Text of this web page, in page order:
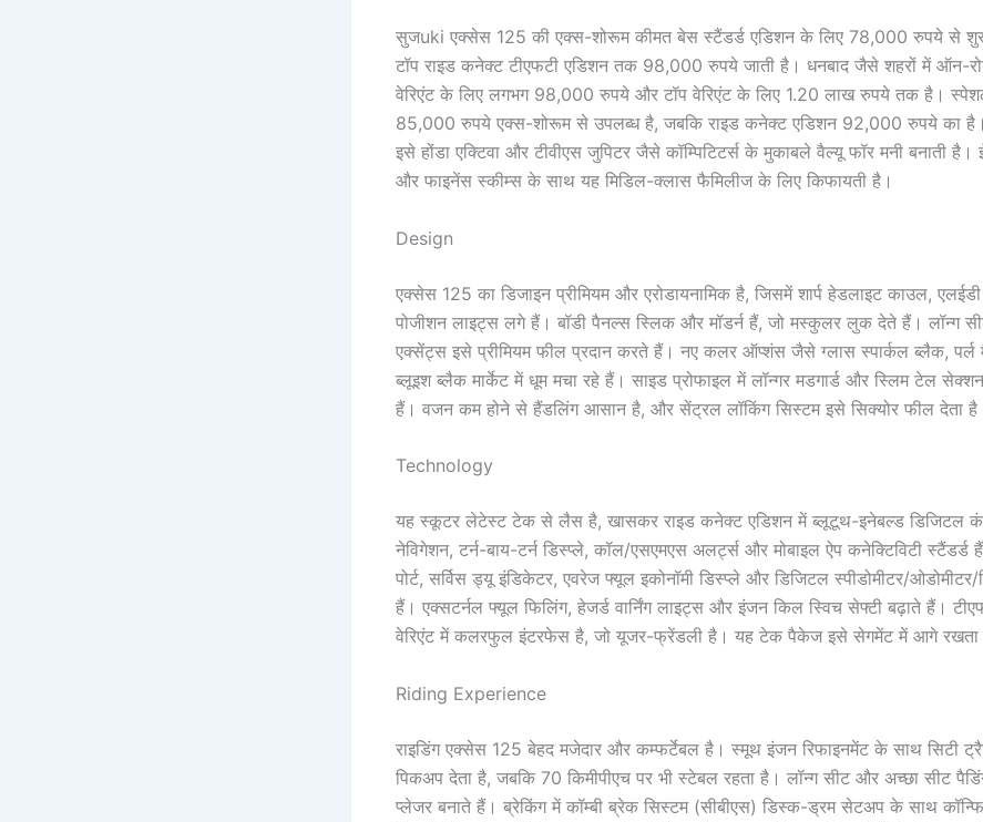
सुजuki एक्सेस 125 की एक्स-शोरूम कीमत बेस स्टैंडर्ड एडिशन के लिए 78,000 रुपये से
टॉप राइड कनेक्ट टीएफटी एडिशन तक 98,000 रुपये जाती है। धनबाद जैसे शहरों में ऑन-
वेरिएंट के लिए लगभग 98,000 रुपये और टॉप वेरिएंट के लिए 1.20 लाख रुपये तक है।
85,000 रुपये एक्स-शोरूम से उपलब्ध है, जबकि राइड कनेक्ट एडिशन 92,000 रुपये का
इसे होंडा एक्टिवा और टीवीएस जुपिटर जैसे कॉम्पिटिटर्स के मुकाबले वैल्यू फॉर मनी बनाती
और फाइनेंस स्कीम्स के साथ यह मिडिल-क्लास फैमिलीज के लिए किफायती है।
Design
एक्सेस 125 का डिजाइन प्रीमियम और एरोडायनामिक है, जिसमें शार्प हेडलाइट काउल,
पोजीशन लाइट्स लगे हैं। बॉडी पैनल्स स्लिक और मॉडर्न हैं, जो मस्कुलर लुक देते हैं। लॉन्ग
एक्सेंट्स इसे प्रीमियम फील प्रदान करते हैं। नए कलर ऑप्शंस जैसे ग्लास स्पार्कल ब्लैक, पर्ल
ब्लूइश ब्लैक मार्केट में धूम मचा रहे हैं। साइड प्रोफाइल में लॉन्गर मडगार्ड और स्लिम टेल सेक्शन
हैं। वजन कम होने से हैंडलिंग आसान है, और सेंट्रल लॉकिंग सिस्टम इसे सिक्योर फील देता
Technology
यह स्कूटर लेटेस्ट टेक से लैस है, खासकर राइड कनेक्ट एडिशन में ब्लूटूथ-इनेबल्ड डिजिटल
नेविगेशन, टर्न-बाय-टर्न डिस्प्ले, कॉल/एसएमएस अलर्ट्स और मोबाइल ऐप कनेक्टिविटी स्टैंडर्ड
पोर्ट, सर्विस ड्यू इंडिकेटर, एवरेज फ्यूल इकोनॉमी डिस्प्ले और डिजिटल स्पीडोमीटर/ओडोमीटर/
हैं। एक्सटर्नल फ्यूल फिलिंग, हेजर्ड वार्निंग लाइट्स और इंजन किल स्विच सेफ्टी बढ़ाते हैं।
वेरिएंट में कलरफुल इंटरफेस है, जो यूजर-फ्रेंडली है। यह टेक पैकेज इसे सेगमेंट में आगे रखता
Riding Experience
राइडिंग एक्सेस 125 बेहद मजेदार और कम्फर्टेबल है। स्मूथ इंजन रिफाइनमेंट के साथ सिटी
पिकअप देता है, जबकि 70 किमीपीएच पर भी स्टेबल रहता है। लॉन्ग सीट और अच्छा सीट
प्लेजर बनाते हैं। ब्रेकिंग में कॉम्बी ब्रेक सिस्टम (सीबीएस) डिस्क-ड्रम सेटअप के साथ